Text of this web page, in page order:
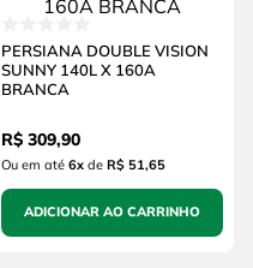
PERSIANA DOUBLE VISION
SUNNY 140L X 160A
BRANCA
R$ 309,90
Ou em até 6xde R$ 51,65
ADICIONAR AO CARRINHO